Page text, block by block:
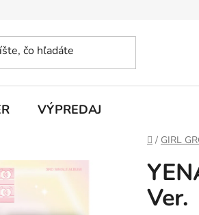
VÝPREDAJ
Domov
/ GIRL
Ver.